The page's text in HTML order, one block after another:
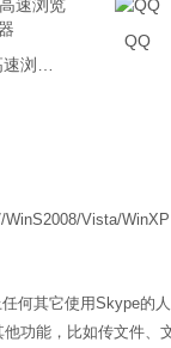
QQ
WinS2008/Vista/WinXP
何其它使用Skype的
功能，比如传文件、